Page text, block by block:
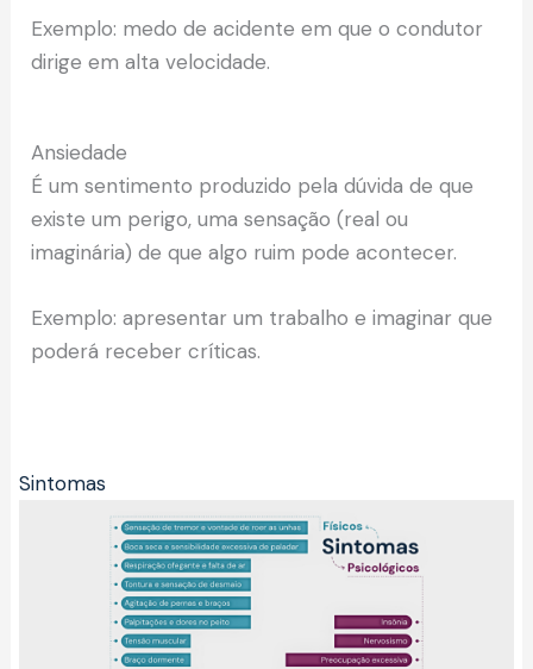
Exemplo: medo de acidente em que o condutor
dirige em alta velocidade.
Ansiedade
É um sentimento produzido pela dúvida de que
existe um perigo, uma sensação (real ou
imaginária) de que algo ruim pode acontecer.
Exemplo: apresentar um trabalho e imaginar que
poderá receber críticas.
Sintomas